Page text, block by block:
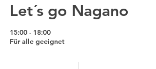
Let´s go Nagano
15:00 - 18:00
Für alle geeignet